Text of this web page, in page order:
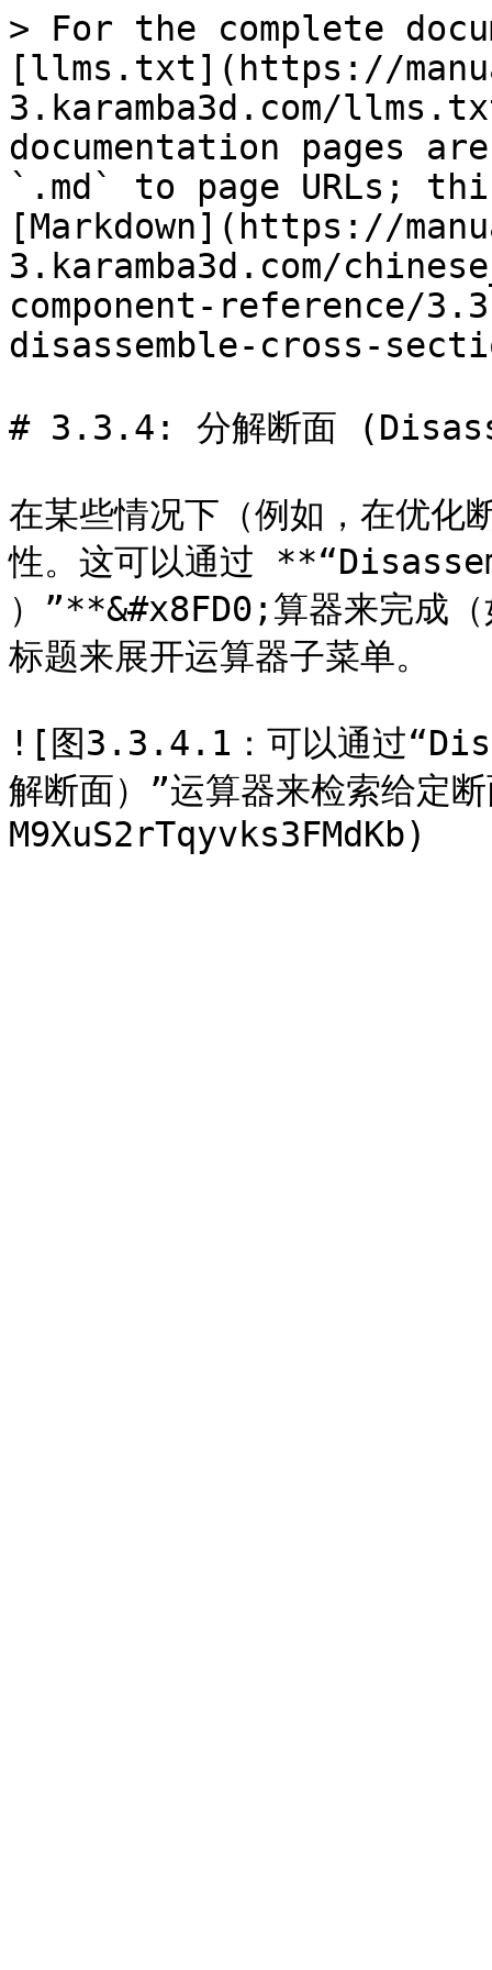
> For the complete
[llms.txt](https://
3.karamba3d.com/
documentation pages
`.md` to page URLs;
[Markdown](https://
3.karamba3d.com/
component-reference/
disassemble-cross-
# 3.3.4: 分解断面
在某些情况下（例如，在优化
性。这可以通过
）”**&#x8FD0;算器来完成
标题来展开运算器子菜单。
![图3.3.4.1：可以通过
解断面）”运算器来检索给